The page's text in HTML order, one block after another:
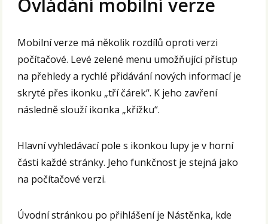
Ovládání mobilní verze
Mobilní verze má několik rozdílů oproti verzi
počítačové. Levé zelené menu umožňující přístup
na přehledy a rychlé přidávání nových informací je
skryté přes ikonku „tří čárek“. K jeho zavření
následně slouží ikonka „křížku“.
Hlavní vyhledávací pole s ikonkou lupy je v horní
části každé stránky. Jeho funkčnost je stejná jako
na počítačové verzi.
Úvodní stránkou po přihlášení je Nástěnka, kde